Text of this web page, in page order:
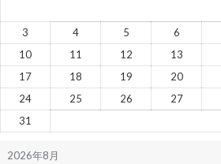
2026年8月
3
4 5 6
10
11 12 13
17
18 19 20
24
25 26 27
31